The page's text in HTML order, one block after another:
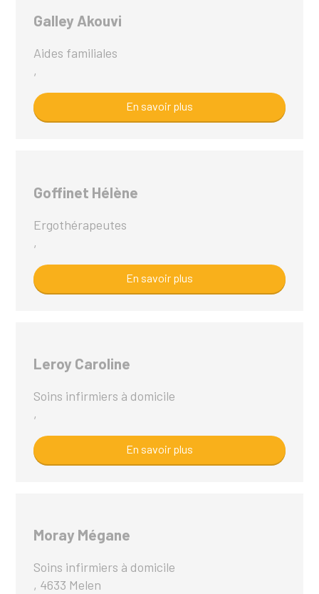
Galley Akouvi
Aides familiales
,
En savoir plus
Goffinet Hélène
Ergothérapeutes
,
En savoir plus
Leroy Caroline
Soins infirmiers à domicile
,
En savoir plus
Moray Mégane
Soins infirmiers à domicile
, 4633 Melen